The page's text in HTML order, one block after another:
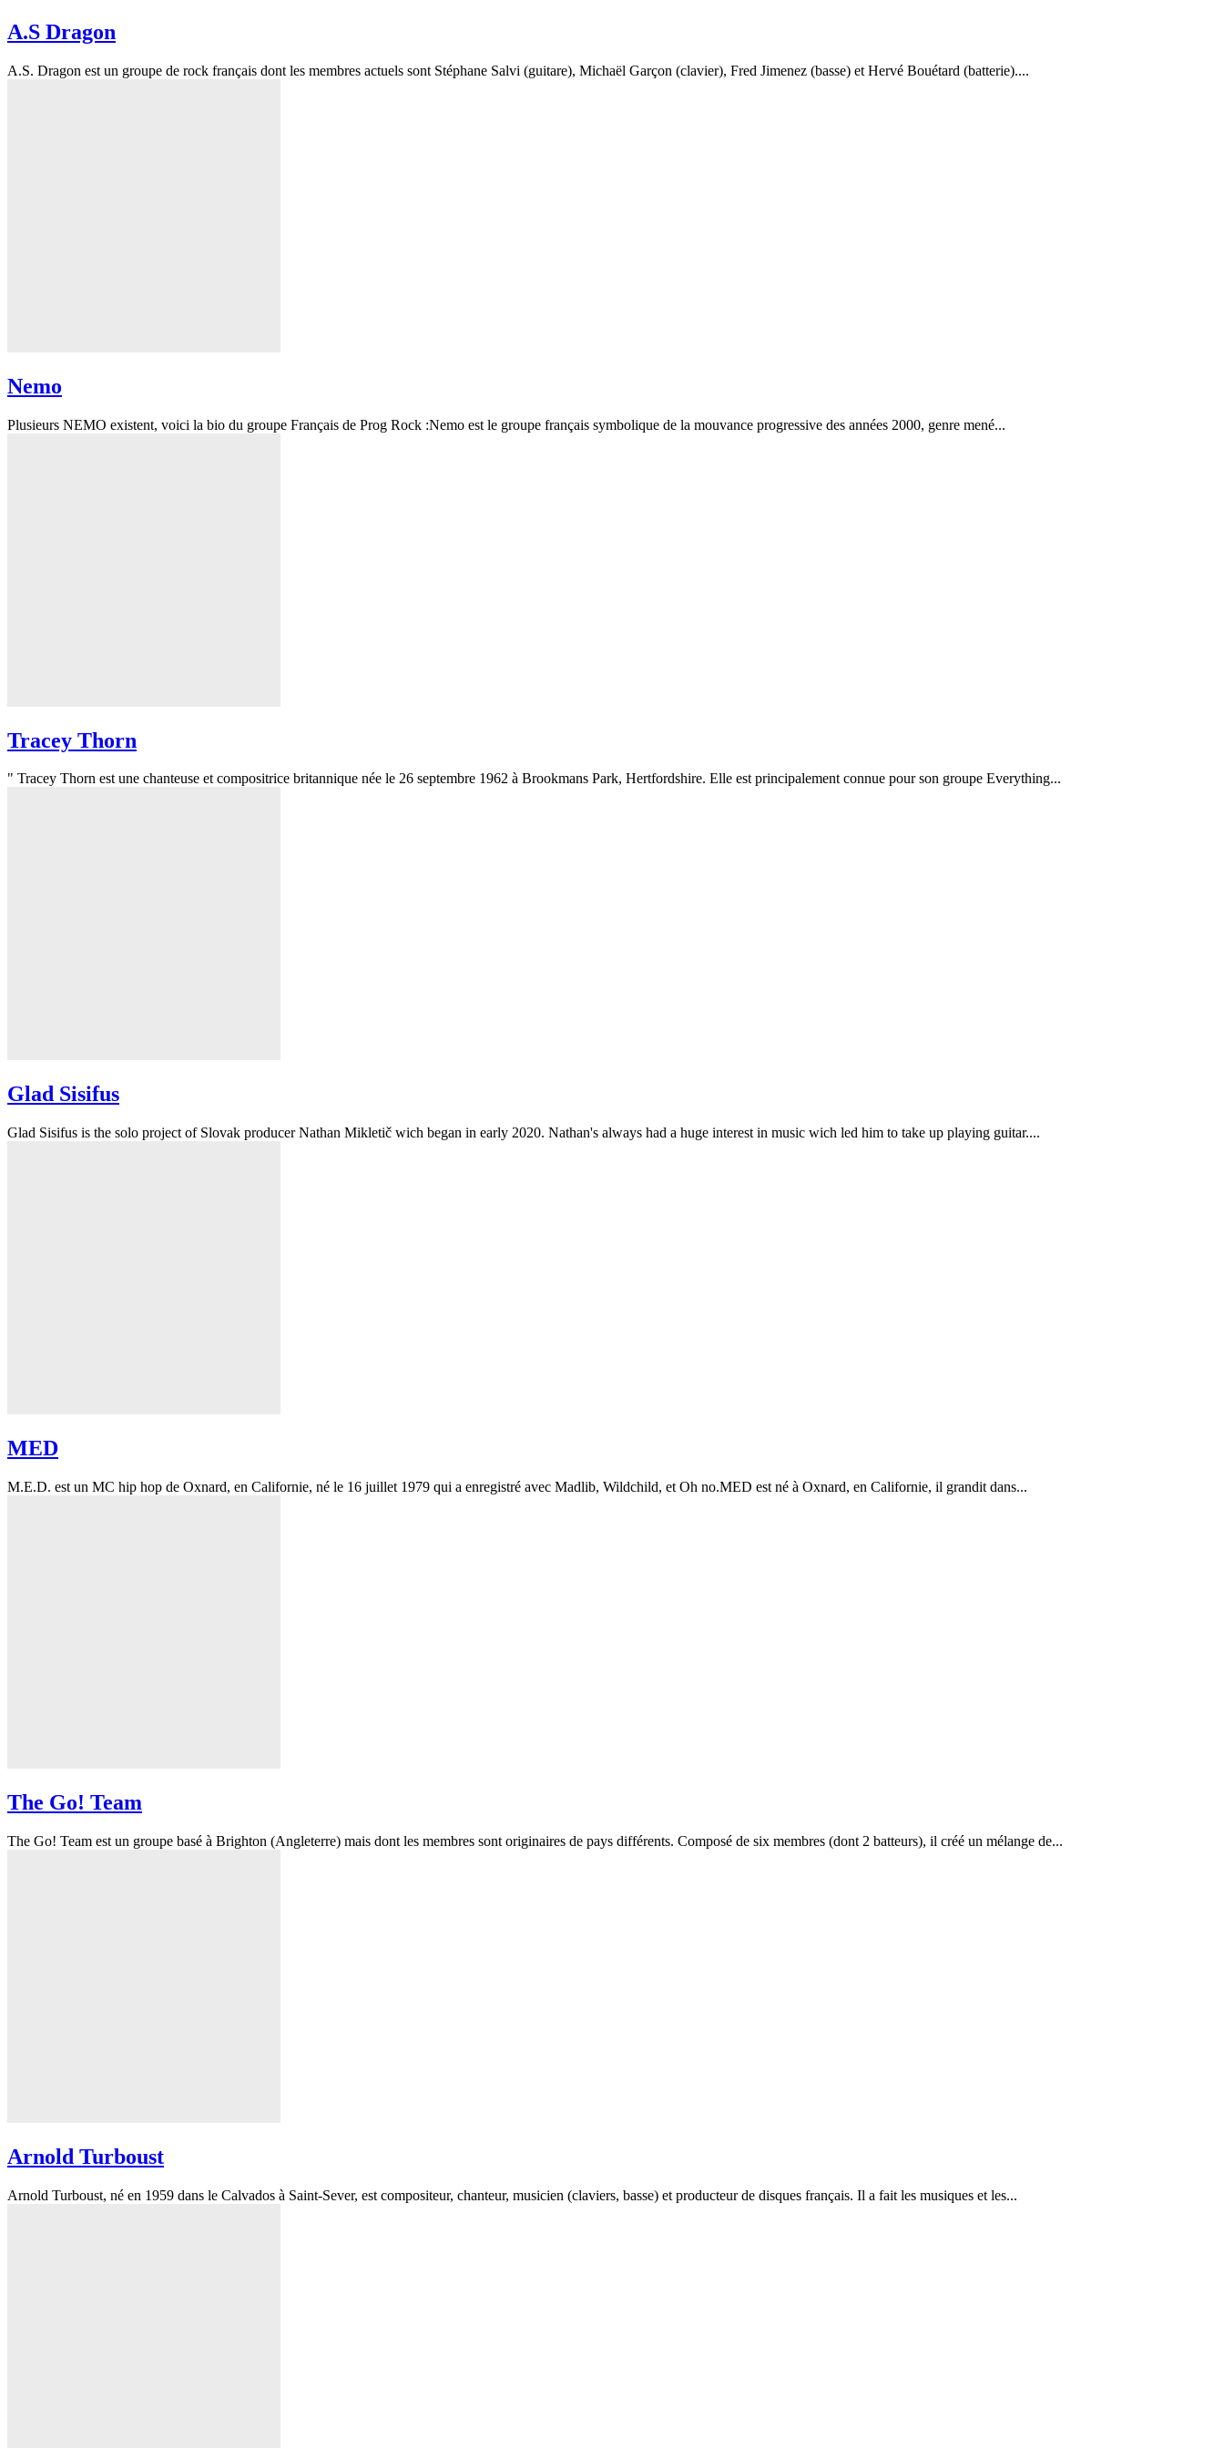
A.S Dragon
A.S. Dragon est un groupe de rock français dont les membres actuels sont Stéphane Salvi (guitare), Michaël Garçon (clavier), Fred Jimenez (basse) et Hervé Bouétard (batterie)....
Nemo
Plusieurs NEMO existent, voici la bio du groupe Français de Prog Rock :Nemo est le groupe français symbolique de la mouvance progressive des années 2000, genre mené...
Tracey Thorn
" Tracey Thorn est une chanteuse et compositrice britannique née le 26 septembre 1962 à Brookmans Park, Hertfordshire. Elle est principalement connue pour son groupe Everything...
Glad Sisifus
Glad Sisifus is the solo project of Slovak producer Nathan Mikletič wich began in early 2020. Nathan's always had a huge interest in music wich led him to take up playing guitar....
MED
M.E.D. est un MC hip hop de Oxnard, en Californie, né le 16 juillet 1979 qui a enregistré avec Madlib, Wildchild, et Oh no.MED est né à Oxnard, en Californie, il grandit dans...
The Go! Team
The Go! Team est un groupe basé à Brighton (Angleterre) mais dont les membres sont originaires de pays différents. Composé de six membres (dont 2 batteurs), il créé un mélange de...
Arnold Turboust
Arnold Turboust, né en 1959 dans le Calvados à Saint-Sever, est compositeur, chanteur, musicien (claviers, basse) et producteur de disques français. Il a fait les musiques et les...